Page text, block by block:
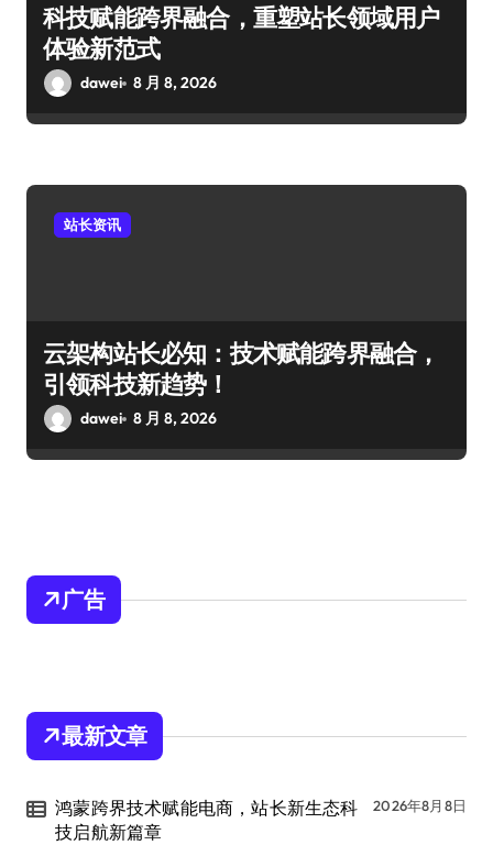
科技赋能跨界融合，重塑站长领域用户
体验新范式
dawei 8 月 8, 2026
站长资讯
云架构站长必知：技术赋能跨界融合，
引领科技新趋势！
dawei 8 月 8, 2026
广告
最新文章
鸿蒙跨界技术赋能电商，站长新生态科
技启航新篇章
2026年8月8日